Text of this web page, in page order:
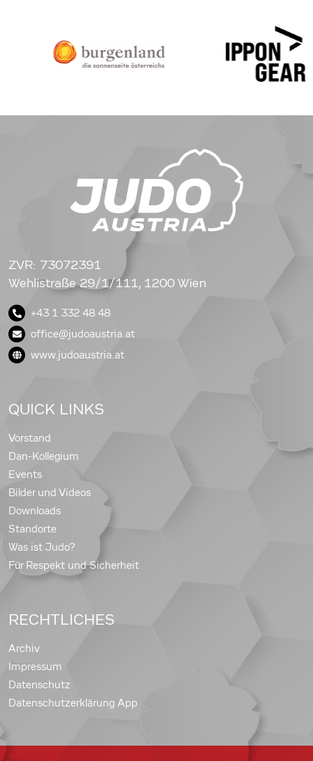
ZVR: 73072391
Wehlistraße 29/1/111, 1200 Wien
+43 1 332 48 48
office@judoaustria.at
www.judoaustria.at
QUICK LINKS
Vorstand
Dan-Kollegium
Events
Bilder und Videos
Downloads
Standorte
Was ist Judo?
Für Respekt und Sicherheit
RECHTLICHES
Archiv
Impressum
Datenschutz
Datenschutzerklärung App